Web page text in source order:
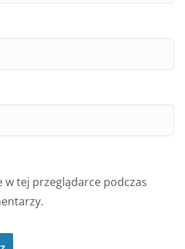
tej przeglądarce podczas